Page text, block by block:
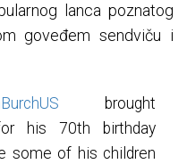
lanca poznatog
goveđem sendviču i
brought
his 70th birthday
some of his children